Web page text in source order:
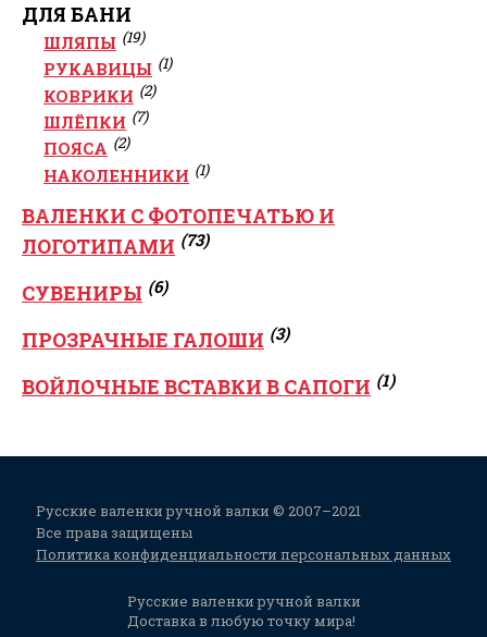
ДЛЯ БАНИ
ШЛЯПЫ (19)
РУКАВИЦЫ (1)
КОВРИКИ (2)
ШЛЁПКИ (7)
ПОЯСА (2)
НАКОЛЕННИКИ (1)
ВАЛЕНКИ С ФОТОПЕЧАТЬЮ И
ЛОГОТИПАМИ (73)
СУВЕНИРЫ (6)
ПРОЗРАЧНЫЕ ГАЛОШИ (3)
ВОЙЛОЧНЫЕ ВСТАВКИ В САПОГИ (1)
Русские валенки ручной валки © 2007–2021
Все права защищены
Политика конфиденциальности персональных данных
Русские валенки ручной валки
Доставка в любую точку мира!